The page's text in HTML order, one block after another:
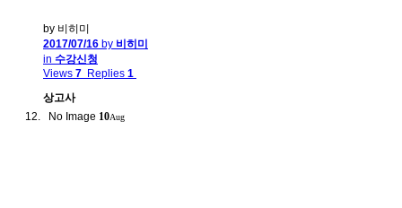
by 비히미
2017/07/16 by 비히미
in 수강신청
Views 7 Replies 1
상고사
No Image 10Aug